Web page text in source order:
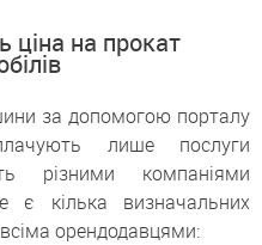
ціна на прокат
за допомогою порталу
лише послуги
різними компаніями
є кілька визначальних
орендодавцями: